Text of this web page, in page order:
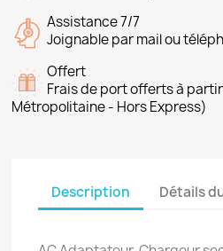
Assistance 7/7
Joignable par mail ou
Offert
Frais de port offerts à
Métropolitaine - Hors Express)
Description Détails